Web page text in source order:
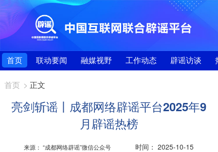
首页 联动要闻 融媒视野 工作动态 辟谣访谈
首页 > 正文
亮剑斩谣丨成都网络辟谣平台2025年9
月辟谣热榜
来源： “成都网络辟谣”微信公众号 时间： 2025-10-15